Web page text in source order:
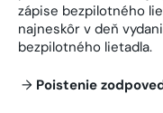
zápise bezpilotného
najneskôr v deň
bezpilotného lietadla.
→ Poistenie